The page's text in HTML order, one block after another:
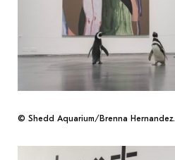
© Shedd Aquarium/Brenna Hernandez.